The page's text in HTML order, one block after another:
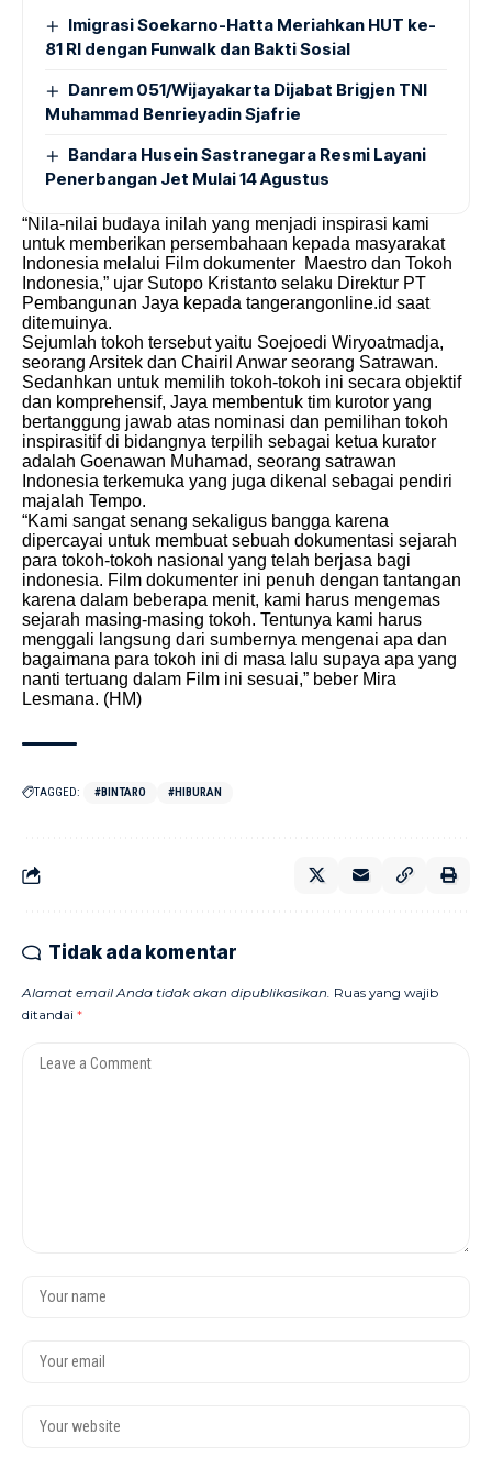
Imigrasi Soekarno-Hatta Meriahkan HUT ke-
81 RI dengan Funwalk dan Bakti Sosial
Danrem 051/Wijayakarta Dijabat Brigjen TNI
Muhammad Benrieyadin Sjafrie
Bandara Husein Sastranegara Resmi Layani
Penerbangan Jet Mulai 14 Agustus
“Nila-nilai budaya inilah yang menjadi inspirasi kami
untuk memberikan persembahaan kepada masyarakat
Indonesia melalui Film dokumenter Maestro dan Tokoh
Indonesia,” ujar Sutopo Kristanto selaku Direktur PT
Pembangunan Jaya kepada tangerangonline.id saat
ditemuinya.
Sejumlah tokoh tersebut yaitu Soejoedi Wiryoatmadja,
seorang Arsitek dan Chairil Anwar seorang Satrawan.
Sedanhkan untuk memilih tokoh-tokoh ini secara objektif
dan komprehensif, Jaya membentuk tim kurotor yang
bertanggung jawab atas nominasi dan pemilihan tokoh
inspirasitif di bidangnya terpilih sebagai ketua kurator
adalah Goenawan Muhamad, seorang satrawan
Indonesia terkemuka yang juga dikenal sebagai pendiri
majalah Tempo.
“Kami sangat senang sekaligus bangga karena
dipercayai untuk membuat sebuah dokumentasi sejarah
para tokoh-tokoh nasional yang telah berjasa bagi
indonesia. Film dokumenter ini penuh dengan tantangan
karena dalam beberapa menit, kami harus mengemas
sejarah masing-masing tokoh. Tentunya kami harus
menggali langsung dari sumbernya mengenai apa dan
bagaimana para tokoh ini di masa lalu supaya apa yang
nanti tertuang dalam Film ini sesuai,” beber Mira
Lesmana. (HM)
TAGGED: #BINTARO #HIBURAN
Tidak ada komentar
Alamat email Anda tidak akan dipublikasikan. Ruas yang wajib
ditandai *